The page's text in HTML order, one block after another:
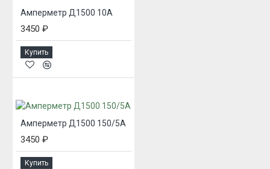
Амперметр Д1500 10А
3450 ₽
Купить
Амперметр Д1500 150/5А
3450 ₽
Купить